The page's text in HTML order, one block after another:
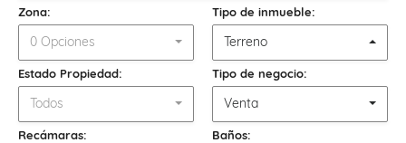
Zona:
0 Opciones
Tipo de inmueble:
Terreno
Estado Propiedad:
Todos
Tipo de negocio:
Venta
Recámaras: Baños: